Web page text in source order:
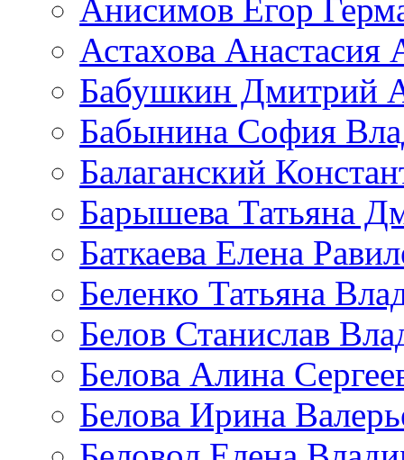
Анисимов Егор
Астахова Анастасия
Бабушкин Дмитрий
Бабынина София
Балаганский
Барышева Татьяна
Баткаева Елена
Беленко Татьяна
Белов Станислав
Белова Алина
Белова Ирина